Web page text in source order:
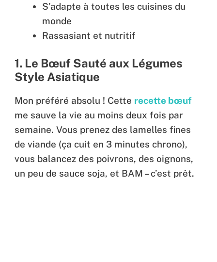
S’adapte à toutes les cuisines du
monde
Rassasiant et nutritif
1. Le Bœuf Sauté aux Légumes
Style Asiatique
Mon préféré absolu ! Cette recette bœuf
me sauve la vie au moins deux fois par
semaine. Vous prenez des lamelles fines
de viande (ça cuit en 3 minutes chrono),
vous balancez des poivrons, des oignons,
un peu de sauce soja, et BAM – c’est prêt.